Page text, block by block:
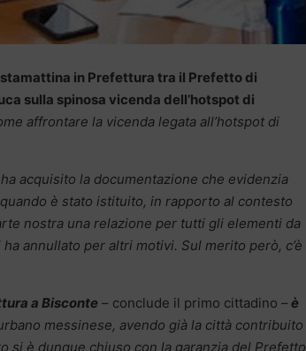
in Prefettura tra il Prefetto di
sulla spinosa vicenda dell’hotspot di
affrontare la vicenda legata all’hotspot di
acquisito la documentazione che evidenzia
è stato istituito, in rapporto al contesto
nostra una relazione per tutti gli elementi da
annullato per altri motivi. Sul merito però, c’è
a Bisconte – conclude il primo cittadino –è
messinese, avendo già la città contribuito
si è dunque chiuso con la garanzia del Prefetto